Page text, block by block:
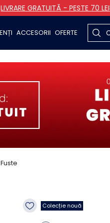
LIVRARE GRATUITĂ - PESTE 70 LEI
ACCESORII OFERTE
Fuste
Colecție nouă